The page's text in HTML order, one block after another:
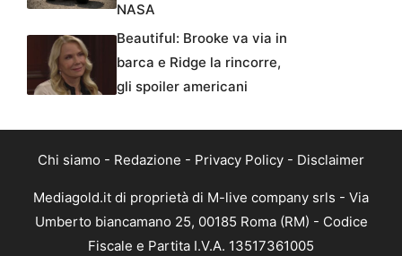
NASA
Beautiful: Brooke va via in
barca e Ridge la rincorre,
gli spoiler americani
Chi siamo - Redazione - Privacy Policy - Disclaimer
Mediagold.it di proprietà di M-live company srls - Via
Umberto biancamano 25, 00185 Roma (RM) - Codice
Fiscale e Partita I.V.A. 13517361005